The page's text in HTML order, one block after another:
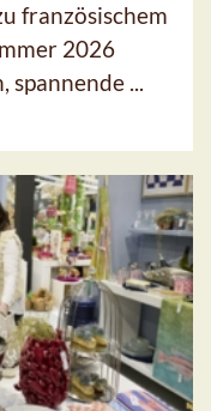
französischem
2026
...